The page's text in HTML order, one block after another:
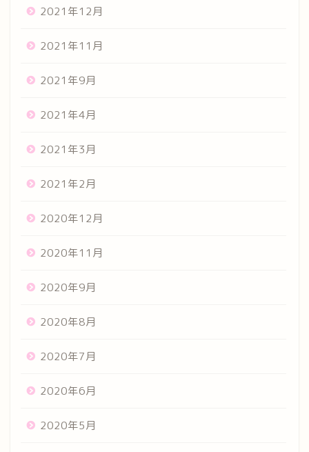
2021年12月
2021年11月
2021年9月
2021年4月
2021年3月
2021年2月
2020年12月
2020年11月
2020年9月
2020年8月
2020年7月
2020年6月
2020年5月